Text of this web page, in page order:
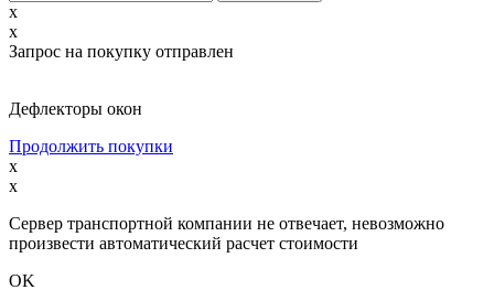
x
x
Запрос на покупку отправлен
Дефлекторы окон
Продолжить покупки
x
x
Сервер транспортной компании не отвечает, невозможно
произвести автоматический расчет стоимости
OK